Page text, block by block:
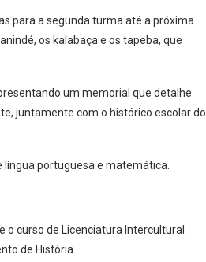
para a segunda turma até a próxima
os kalabaça e os tapeba, que
um memorial que detalhe
juntamente com o histórico escolar do
portuguesa e matemática.
o curso de Licenciatura Intercultural
de História.